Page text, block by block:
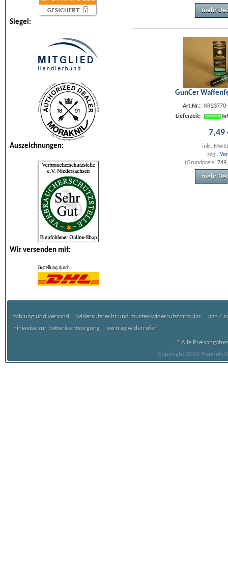
Siegel:
Auszeichnungen:
Wir versenden mit:
mehr
GunCer
Art.Nr.:
Lieferzeit:
7,49
inkl.
zzgl.
(Grundpreis:
mehr
zahlung und versand widerrufsrecht und muster-widerrufsformular
agb /
hinweise zur batterieentsorgung
vertrag widerrufen
* Alle
Copyright 2026 Handels-